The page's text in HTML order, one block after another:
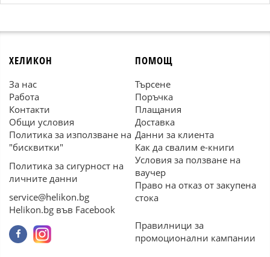
ХЕЛИКОН
За нас
Работа
Контакти
Общи условия
Политика за използване на
"бисквитки"
Политика за сигурност на
личните данни
service@helikon.bg
Helikon.bg във Facebook
ПОМОЩ
Търсене
Поръчка
Плащания
Доставка
Данни за клиента
Как да свалим е-книги
Условия за ползване на
ваучер
Право на отказ от закупена
стока
Правилници за
промоционални кампании